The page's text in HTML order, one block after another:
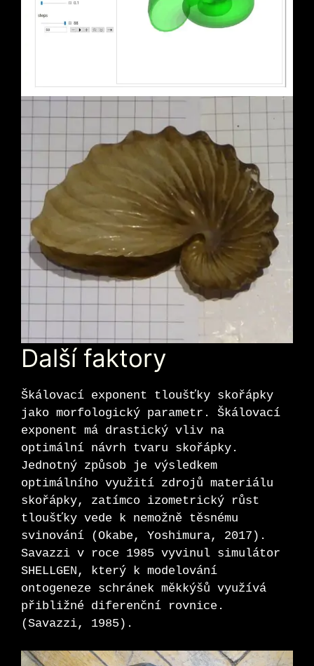
Další faktory
Škálovací exponent tloušťky skořápky
jako morfologický parametr. Škálovací
exponent má drastický vliv na
optimální návrh tvaru skořápky.
Jednotný způsob je výsledkem
optimálního využití zdrojů materiálu
skořápky, zatímco izometrický růst
tloušťky vede k nemožně těsnému
svinování (Okabe, Yoshimura, 2017).
Savazzi v roce 1985 vyvinul simulátor
SHELLGEN, který k modelování
ontogeneze schránek měkkýšů využívá
přibližné diferenční rovnice.
(Savazzi, 1985).